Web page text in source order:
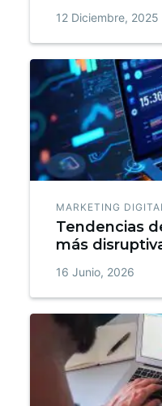
12 Diciembre, 2025
MARKETING DIGITAL
Tendencias
más
16 Junio, 2026